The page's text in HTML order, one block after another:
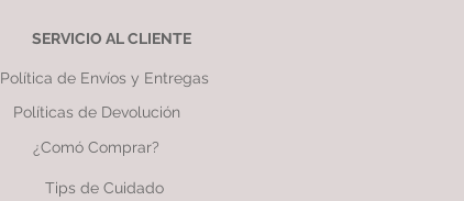
SERVICIO AL CLIENTE
Política de Envíos y Entregas
Políticas de Devolución
¿Comó Comprar?
Tips de Cuidado